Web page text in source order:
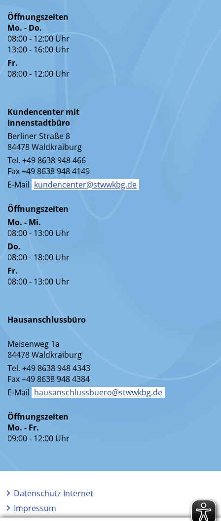
Öffnungszeiten
Mo. - Do.
08:00 - 12:00 Uhr
13:00 - 16:00 Uhr
Fr.
08:00 - 12:00 Uhr
Kundencenter mit
Innenstadtbüro
Berliner Straße 8
84478 Waldkraiburg
Tel. +49 8638 948 466
Fax +49 8638 948 4149
E-Mail kundencenter@stwwkbg.de
Öffnungszeiten
Mo. - Mi.
08:00 - 13:00 Uhr
Do.
08:00 - 18:00 Uhr
Fr.
08:00 - 13:00 Uhr
Hausanschlussbüro
Meisenweg 1a
84478 Waldkraiburg
Tel. +49 8638 948 4343
Fax +49 8638 948 4384
E-Mail hausanschlussbuero@stwwkbg.de
Öffnungszeiten
Mo. - Fr.
09:00 - 12:00 Uhr
Datenschutz Internet
Impressum